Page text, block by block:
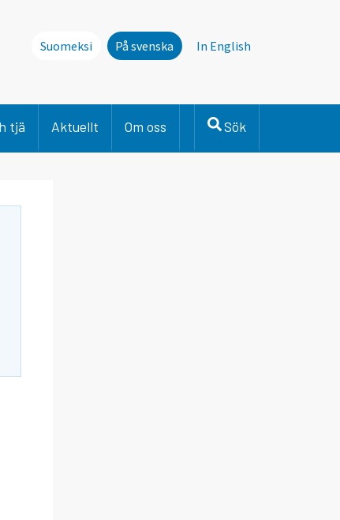
Suomeksi På svenska In English
tjä Aktuellt Om oss Sök